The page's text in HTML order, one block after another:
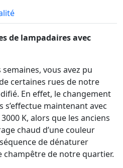
de lampadaires avec
vous avez pu
certaines rues de notre
En effet, le changement
maintenant avec
K, alors que les anciens
chaud d’une couleur
de dénaturer
champêtre de notre quartier.